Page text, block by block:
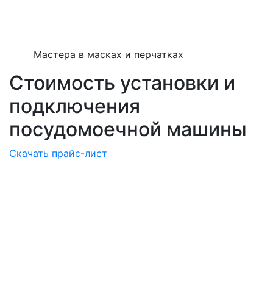
Мастера в масках и перчатках
Стоимость установки и
подключения
посудомоечной машины
Скачать прайс-лист